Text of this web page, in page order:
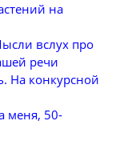
на
вслух про
речи
На конкурсной
меня, 50-